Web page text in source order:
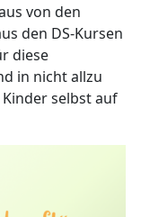
von den
den DS-Kursen
diese
in nicht allzu
selbst auf